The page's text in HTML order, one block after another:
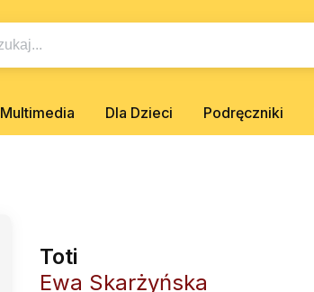
Multimedia Dla Dzieci Podręczniki
Toti
Ewa Skarżyńska